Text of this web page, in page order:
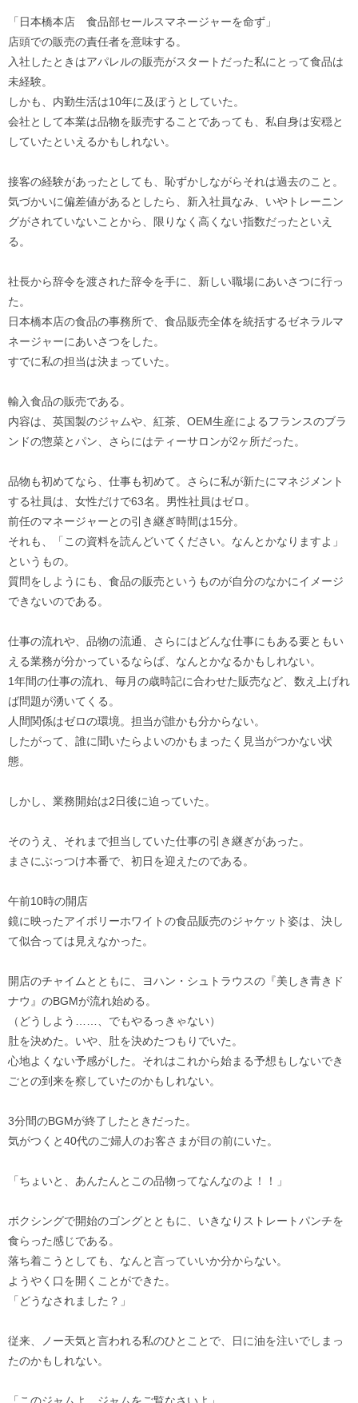
「日本橋本店 食品部セールスマネージャーを命ず」
店頭での販売の責任者を意味する。
入社したときはアパレルの販売がスタートだった私にとって食品は
未経験。
しかも、内勤生活は10年に及ぼうとしていた。
会社として本業は品物を販売することであっても、私自身は安穏と
していたといえるかもしれない。
接客の経験があったとしても、恥ずかしながらそれは過去のこと。
気づかいに偏差値があるとしたら、新入社員なみ、いやトレーニン
グがされていないことから、限りなく高くない指数だったといえ
る。
社長から辞令を渡された辞令を手に、新しい職場にあいさつに行っ
た。
日本橋本店の食品の事務所で、食品販売全体を統括するゼネラルマ
ネージャーにあいさつをした。
すでに私の担当は決まっていた。
輸入食品の販売である。
内容は、英国製のジャムや、紅茶、OEM生産によるフランスのブラ
ンドの惣菜とパン、さらにはティーサロンが2ヶ所だった。
品物も初めてなら、仕事も初めて。さらに私が新たにマネジメント
する社員は、女性だけで63名。男性社員はゼロ。
前任のマネージャーとの引き継ぎ時間は15分。
それも、「この資料を読んどいてください。なんとかなりますよ」
というもの。
質問をしようにも、食品の販売というものが自分のなかにイメージ
できないのである。
仕事の流れや、品物の流通、さらにはどんな仕事にもある要ともい
える業務が分かっているならば、なんとかなるかもしれない。
1年間の仕事の流れ、毎月の歳時記に合わせた販売など、数え上げれ
ば問題が湧いてくる。
人間関係はゼロの環境。担当が誰かも分からない。
したがって、誰に聞いたらよいのかもまったく見当がつかない状
態。
しかし、業務開始は2日後に迫っていた。
そのうえ、それまで担当していた仕事の引き継ぎがあった。
まさにぶっつけ本番で、初日を迎えたのである。
午前10時の開店
鏡に映ったアイボリーホワイトの食品販売のジャケット姿は、決し
て似合っては見えなかった。
開店のチャイムとともに、ヨハン・シュトラウスの『美しき青きド
ナウ』のBGMが流れ始める。
（どうしよう……、でもやるっきゃない）
肚を決めた。いや、肚を決めたつもりでいた。
心地よくない予感がした。それはこれから始まる予想もしないでき
ごとの到来を察していたのかもしれない。
3分間のBGMが終了したときだった。
気がつくと40代のご婦人のお客さまが目の前にいた。
「ちょいと、あんたんとこの品物ってなんなのよ！！」
ボクシングで開始のゴングとともに、いきなりストレートパンチを
食らった感じである。
落ち着こうとしても、なんと言っていいか分からない。
ようやく口を開くことができた。
「どうなされました？」
従来、ノー天気と言われる私のひとことで、日に油を注いでしまっ
たのかもしれない。